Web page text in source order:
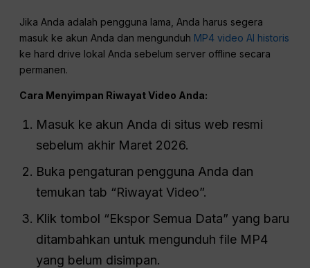
Jika Anda adalah pengguna lama, Anda harus segera
masuk ke akun Anda dan mengunduh MP4 video AI historis
ke hard drive lokal Anda sebelum server offline secara
permanen.
Cara Menyimpan Riwayat Video Anda:
Masuk ke akun Anda di situs web resmi
sebelum akhir Maret 2026.
Buka pengaturan pengguna Anda dan
temukan tab “Riwayat Video”.
Klik tombol “Ekspor Semua Data” yang baru
ditambahkan untuk mengunduh file MP4
yang belum disimpan.